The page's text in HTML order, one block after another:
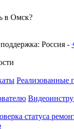
в Омск?
Россия -
Реализованные
статуса